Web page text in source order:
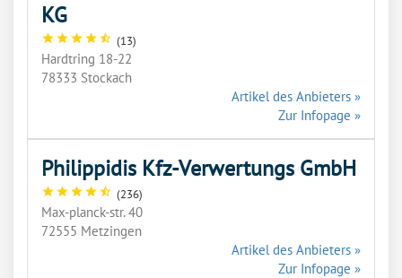
KG
star star star star star_half (13)
Hardtring 18-22
78333 Stockach
Artikel des Anbieters »
Zur Infopage »
Philippidis Kfz-Verwertungs GmbH
star star star star star_half (236)
Max-planck-str. 40
72555 Metzingen
Artikel des Anbieters »
Zur Infopage »